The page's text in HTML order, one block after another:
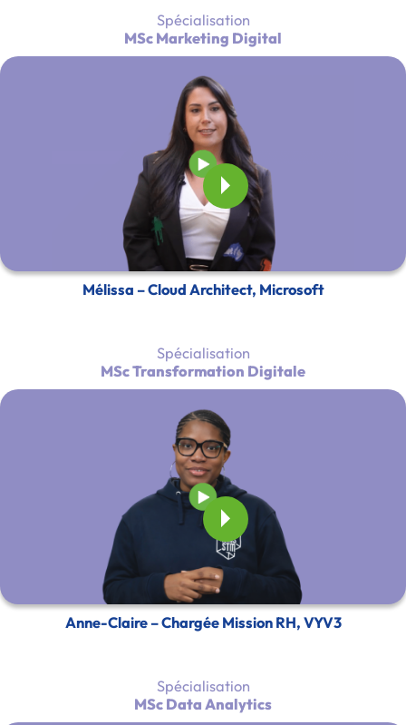
Spécialisation
MSc Marketing Digital
Mélissa – Cloud Architect, Microsoft
Spécialisation
MSc Transformation Digitale
Anne-Claire – Chargée Mission RH, VYV3
Spécialisation
MSc Data Analytics